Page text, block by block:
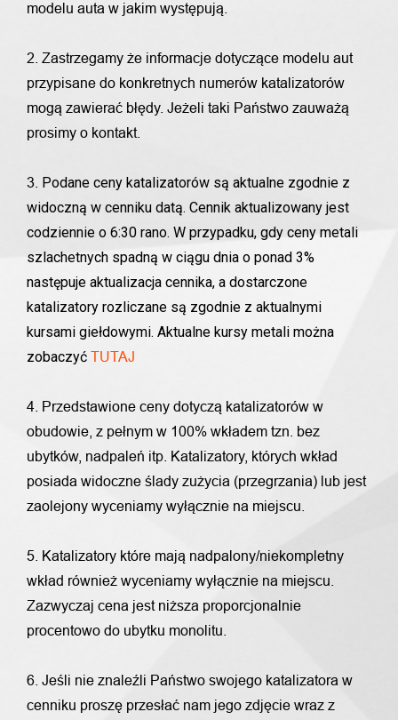
modelu auta w jakim występują.
2. Zastrzegamy że informacje dotyczące modelu aut
przypisane do konkretnych numerów katalizatorów
mogą zawierać błędy. Jeżeli taki Państwo zauważą
prosimy o kontakt.
3. Podane ceny katalizatorów są aktualne zgodnie z
widoczną w cenniku datą. Cennik aktualizowany jest
codziennie o 6:30 rano. W przypadku, gdy ceny metali
szlachetnych spadną w ciągu dnia o ponad 3%
następuje aktualizacja cennika, a dostarczone
katalizatory rozliczane są zgodnie z aktualnymi
kursami giełdowymi. Aktualne kursy metali można
zobaczyć TUTAJ
4. Przedstawione ceny dotyczą katalizatorów w
obudowie, z pełnym w 100% wkładem tzn. bez
ubytków, nadpaleń itp. Katalizatory, których wkład
posiada widoczne ślady zużycia (przegrzania) lub jest
zaolejony wyceniamy wyłącznie na miejscu.
5. Katalizatory które mają nadpalony/niekompletny
wkład również wyceniamy wyłącznie na miejscu.
Zazwyczaj cena jest niższa proporcjonalnie
procentowo do ubytku monolitu.
6. Jeśli nie znaleźli Państwo swojego katalizatora w
cenniku proszę przesłać nam jego zdjęcie wraz z